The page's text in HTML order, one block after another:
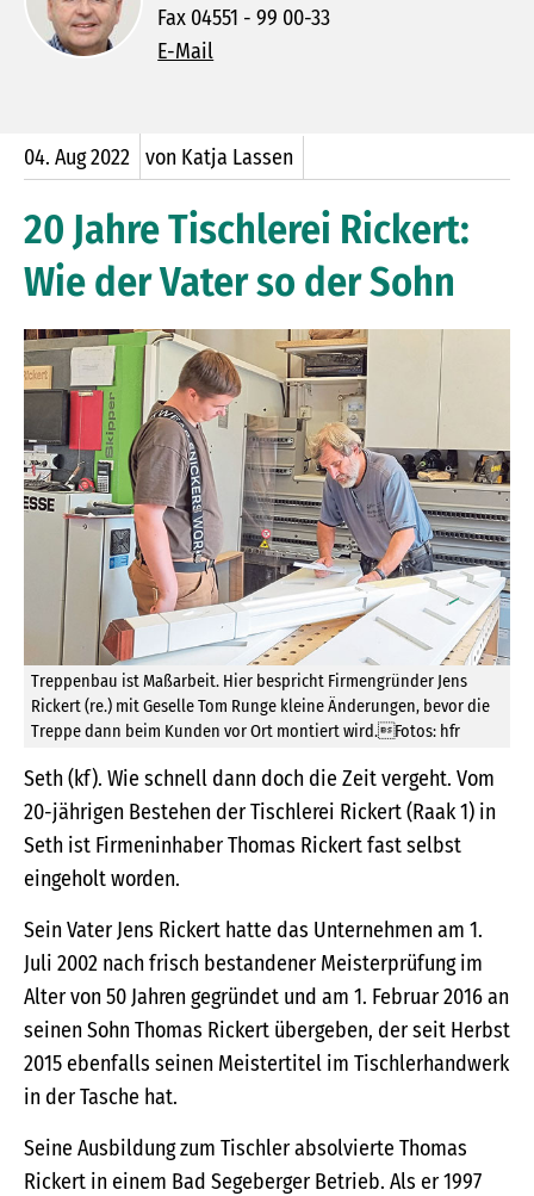
Fax 04551 - 99 00-33
E-Mail
04. Aug2022 von Katja Lassen
20 Jahre Tischlerei Rickert:
Wie der Vater so der Sohn
Treppenbau ist Maßarbeit. Hier bespricht Firmengründer Jens
Rickert (re.) mit Geselle Tom Runge kleine Änderungen, bevor die
Treppe dann beim Kunden vor Ort montiert wird.Fotos: hfr
Seth (kf). Wie schnell dann doch die Zeit vergeht. Vom
20-jährigen Bestehen der Tischlerei Rickert (Raak 1) in
Seth ist Firmeninhaber Thomas Rickert fast selbst
eingeholt worden.
Sein Vater Jens Rickert hatte das Unternehmen am 1.
Juli 2002 nach frisch bestandener Meisterprüfung im
Alter von 50 Jahren gegründet und am 1. Februar 2016 an
seinen Sohn Thomas Rickert übergeben, der seit Herbst
2015 ebenfalls seinen Meistertitel im Tischlerhandwerk
in der Tasche hat.
Seine Ausbildung zum Tischler absolvierte Thomas
Rickert in einem Bad Segeberger Betrieb. Als er 1997